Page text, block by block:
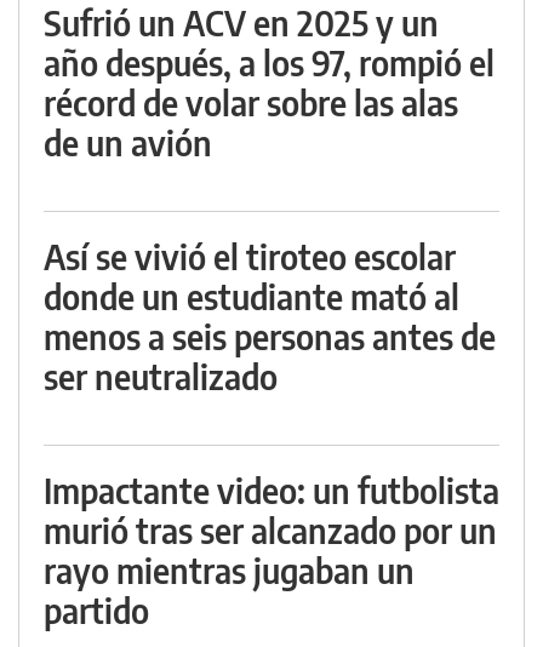
Sufrió un ACV en 2025 y un
año después, a los 97, rompió el
récord de volar sobre las alas
de un avión
Así se vivió el tiroteo escolar
donde un estudiante mató al
menos a seis personas antes de
ser neutralizado
Impactante video: un futbolista
murió tras ser alcanzado por un
rayo mientras jugaban un
partido